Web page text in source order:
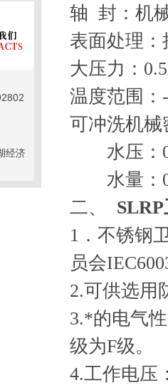
经济
轴 封：机
表面处理
大压力：
温度范围：
可冲洗机械
水压：
水量：
二、
1．不锈钢
员会
2.可供选用
3.*的电气
级为F级。
4.工作电压